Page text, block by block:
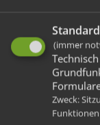
sattes Grün die
seiner feinen
und gute
eine
Halt und es
(immer
Zweck:
Funktionen